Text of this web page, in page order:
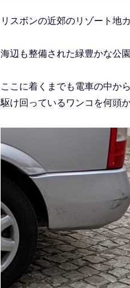
リスボンの近郊のリゾート地
海辺も整備された緑豊かな公
ここに着くまでも電車の中か
駆け回っているワンコを何頭